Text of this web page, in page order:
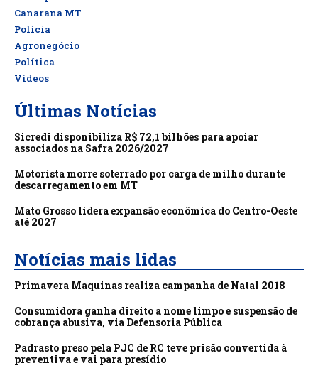
Canarana MT
Polícia
Agronegócio
Política
Vídeos
Últimas Notícias
Sicredi disponibiliza R$ 72,1 bilhões para apoiar
associados na Safra 2026/2027
Motorista morre soterrado por carga de milho durante
descarregamento em MT
Mato Grosso lidera expansão econômica do Centro-Oeste
até 2027
Notícias mais lidas
Primavera Maquinas realiza campanha de Natal 2018
Consumidora ganha direito a nome limpo e suspensão de
cobrança abusiva, via Defensoria Pública
Padrasto preso pela PJC de RC teve prisão convertida à
preventiva e vai para presídio